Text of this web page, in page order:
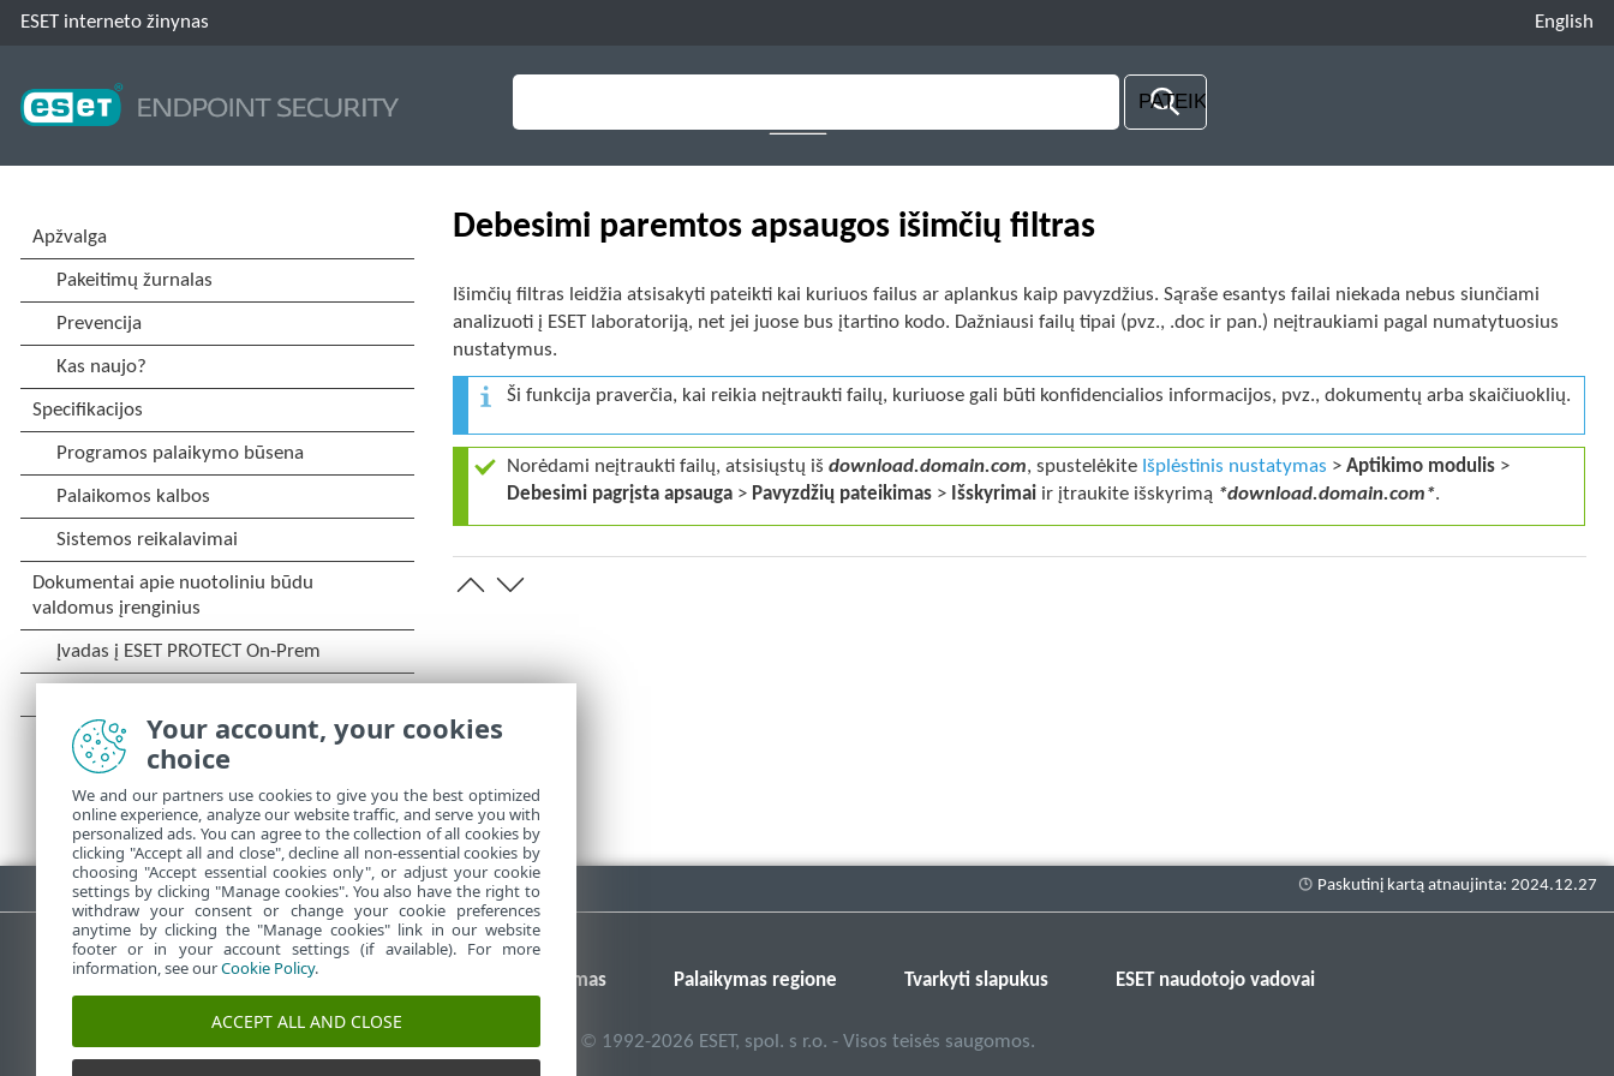
ESET interneto žinynas English
Debesimi paremtos apsaugos išimčių filtras
Išimčių filtras leidžia atsisakyti pateikti kai kuriuos failus ar aplankus kaip pavyzdžius. Sąraše esantys failai niekada nebus siunčiami
analizuoti į ESET laboratoriją, net jei juose bus įtartino kodo. Dažniausi failų tipai (pvz., .doc ir pan.) neįtraukiami pagal numatytuosius
nustatymus.
Ši funkcija praverčia, kai reikia neįtraukti failų, kuriuose gali būti konfidencialios informacijos, pvz., dokumentų arba skaičiuoklių.
Norėdami neįtraukti failų, atsisiųstų išdownload.domain.com, spustelėkite Išplėstinis nustatymas >Aptikimo modulis >
Debesimi pagrįsta apsauga > Pavyzdžių pateikimas > Išskyrimai ir įtraukite išskyrimą *download.domain.com*.
Atsisiųsti PDF
ESET žinių bazė ESET forumas Palaikymas regione Tvarkyti slapukus ESET naudotojo vadovai
© 1992-2026 ESET, spol. s r.o. - Visos teisės saugomos.
Your account, your cookies
choice
We and our partners use cookies to give you the best optimized
online experience, analyze our website traffic, and serve you with
personalized ads. You can agree to the collection of all cookies by
clicking "Accept all and close", decline all non-essential cookies by
choosing "Accept essential cookies only", or adjust your cookie
settings by clicking "Manage cookies". You also have the right to
withdraw your consent or change your cookie preferences
anytime by clicking the "Manage cookies" link in our website
footer or in your account settings (if available). For more
information, see ourCookie Policy.
ACCEPT ALL AND CLOSE